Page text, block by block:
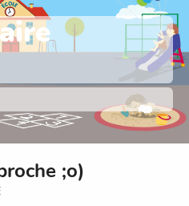
;o)